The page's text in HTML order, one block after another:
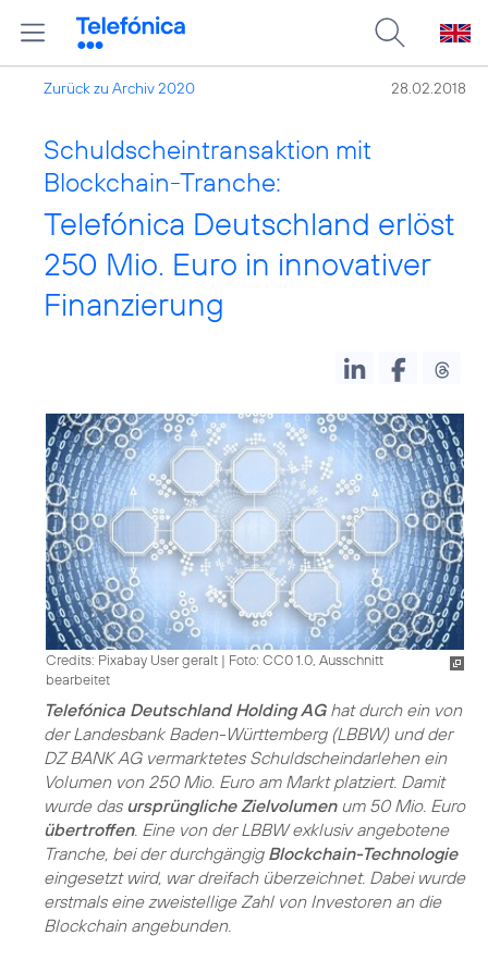
Zurück zu Archiv 2020 28.02.2018
Schuldscheintransaktion mit
Blockchain-Tranche:
Telefónica Deutschland erlöst
250 Mio. Euro in innovativer
Finanzierung
Credits: Pixabay User geralt | Foto: CC0 1.0, Ausschnitt
bearbeitet
Telefónica Deutschland Holding AGhat durch ein von
der Landesbank Baden-Württemberg (LBBW) und der
DZ BANK AG vermarktetes Schuldscheindarlehen ein
Volumen von 250 Mio. Euro am Markt platziert. Damit
wurde das ursprüngliche Zielvolumenum 50 Mio. Euro
übertroffen. Eine von der LBBW exklusiv angebotene
Tranche, bei der durchgängig Blockchain-Technologie
eingesetzt wird, war dreifach überzeichnet. Dabei wurde
erstmals eine zweistellige Zahl von Investoren an die
Blockchain angebunden.